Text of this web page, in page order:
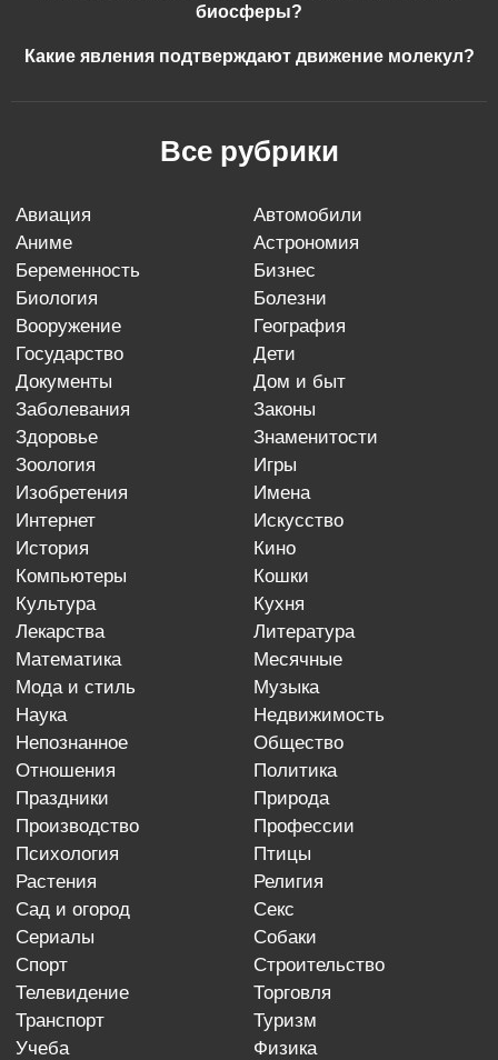
биосферы?
Какие явления подтверждают движение молекул?
Все рубрики
авиация
автомобили
аниме
астрономия
беременность
бизнес
биология
болезни
вооружение
география
государство
дети
документы
дом и быт
заболевания
законы
здоровье
знаменитости
зоология
игры
изобретения
имена
интернет
искусство
история
кино
компьютеры
кошки
культура
кухня
лекарства
литература
математика
месячные
мода и стиль
музыка
наука
недвижимость
непознанное
общество
отношения
политика
праздники
природа
производство
профессии
психология
птицы
растения
религия
сад и огород
секс
сериалы
собаки
спорт
строительство
телевидение
торговля
транспорт
туризм
учеба
физика